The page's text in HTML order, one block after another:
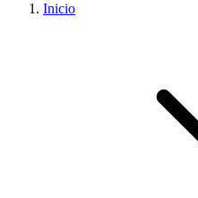
Inicio